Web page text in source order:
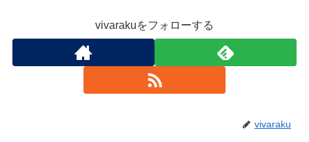
vivarakuをフォローする
vivaraku